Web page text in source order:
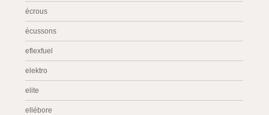
écrous
écussons
eflexfuel
elektro
elite
ellébore